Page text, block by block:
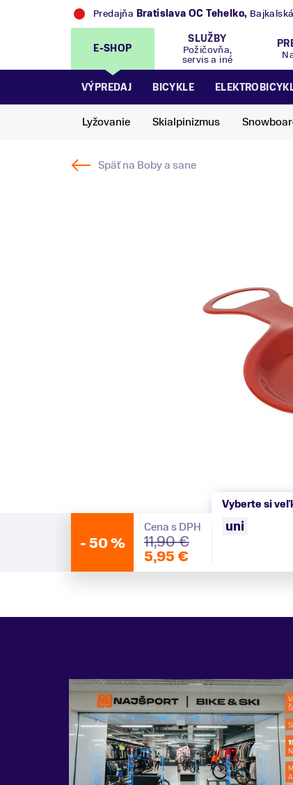
Predajňa Bratislava OC Tehelko,
E-SHOP
SLUŽBY
Požičovňa,
servis a iné
VÝPREDAJ BICYKLE
Lyžovanie Skialpinizmus
Späť na Boby a sane
-50 %
Cena s DPH
11,90 €
5,95 €
Vyberte si
uni